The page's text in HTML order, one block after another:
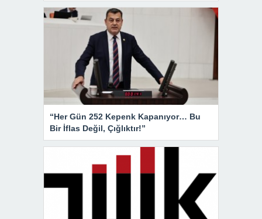
“Her Gün 252 Kepenk Kapanıyor… Bu
Bir İflas Değil, Çığlıktır!”